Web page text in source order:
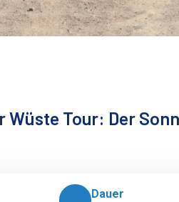
Wüste Tour: Der
Dauer